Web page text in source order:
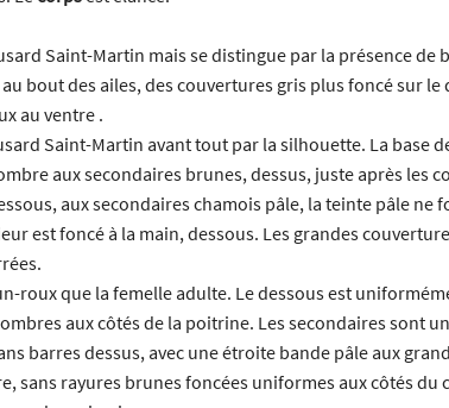
Saint-Martin mais se distingue par la présence de
bout des ailes, des couvertures gris plus foncé sur le
au ventre .
Saint-Martin avant tout par la silhouette. La base
aux secondaires brunes, dessus, juste après les
aux secondaires chamois pâle, la teinte pâle ne
est foncé à la main, dessous. Les grandes
roux que la femelle adulte. Le dessous est
aux côtés de la poitrine. Les secondaires sont
barres dessus, avec une étroite bande pâle aux
sans rayures brunes foncées uniformes aux côtés du